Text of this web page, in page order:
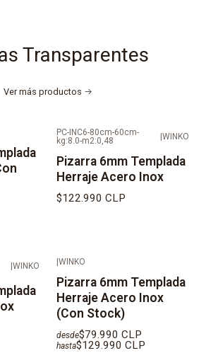
Transparentes
Ver más productos
PC-INC6-80cm-60cm-
kg:8.0-m2:0,48
|WINKO
Pizarra 6mm Templada
Herraje Acero Inox
$122.990 CLP
|WINKO |WINKO
Pizarra 6mm Templada
Herraje Acero Inox
(Con Stock)
desde$79.990 CLP
hasta$129.990 CLP